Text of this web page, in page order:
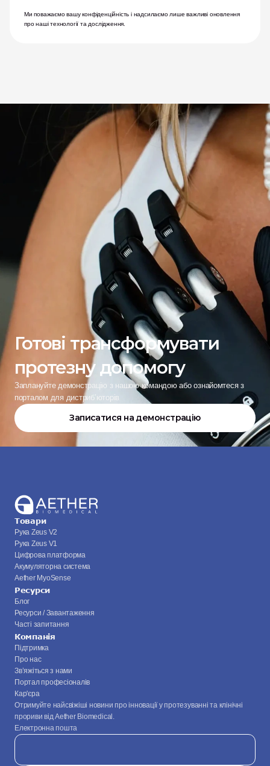
Ми поважаємо вашу конфіденційність і надсилаємо лише важливі оновлення
про наші технології та дослідження.
Готові трансформувати
протезну допомогу
Заплануйте демонстрацію з нашою командою або ознайомтеся з
порталом для дистриб’юторів
Записатися на демонстрацію
Товари
Рука Zeus V2
Рука Zeus V1
Цифрова платформа
Акумуляторна система
Aether MyoSense
Ресурси
Блог
Ресурси / Завантаження
Часті запитання
Компанія
Підтримка
Про нас
Зв’яжіться з нами
Портал професіоналів
Кар'єра
Отримуйте найсвіжіші новини про інновації у протезуванні та клінічні
прориви від Aether Biomedical.
Електронна пошта